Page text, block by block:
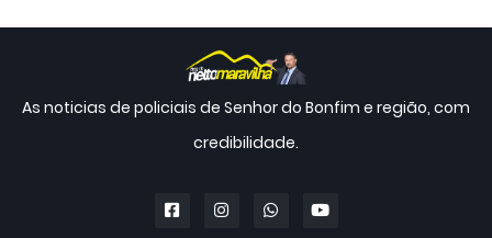
As noticias de policiais de Senhor do Bonfim e região, com
credibilidade.